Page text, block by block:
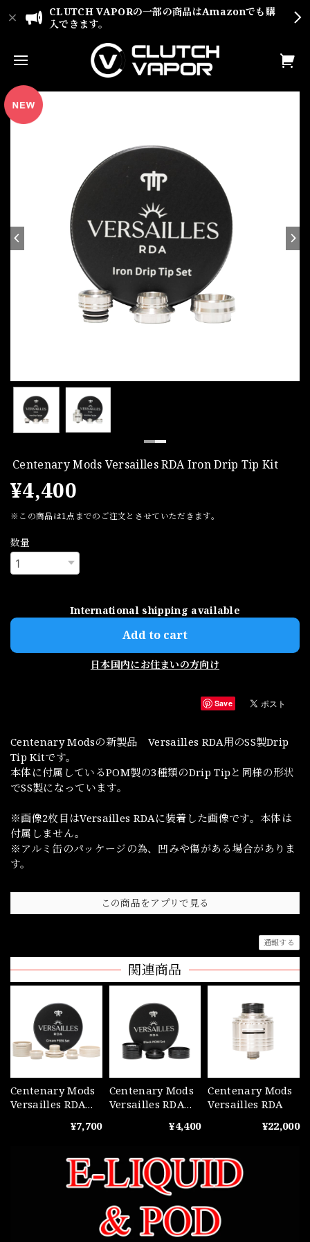
CLUTCH VAPORの一部の商品はAmazonでも購
入できます。
Centenary Mods Versailles RDA Iron Drip Tip Kit
¥4,400
※この商品は1点までのご注文とさせていただきます。
数量
International shipping available
Add to cart
日本国内にお住まいの方向け
Save
Centenary Modsの新製品 Versailles RDA用のSS製Drip
Tip Kitです。
本体に付属しているPOM製の3種類のDrip Tipと同様の形状
でSS製になっています。
※画像2枚目はVersailles RDAに装着した画像です。本体は
付属しません。
※アルミ缶のパッケージの為、凹みや傷がある場合がありま
す。
この商品をアプリで見る
通報する
関連商品
Centenary Mods
Versailles RDA
¥7,700
Centenary Mods
Versailles RDA
¥4,400
Centenary Mods
Versailles RDA
¥22,000